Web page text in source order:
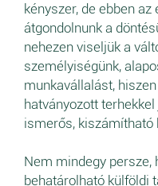
kényszer, de ebben
átgondolnunk a
nehezen viseljük a
személyiségünk,
munkavállalást,
hatványozott
ismerős, kiszámítható
Nem mindegy persze,
behatárolható külföldi